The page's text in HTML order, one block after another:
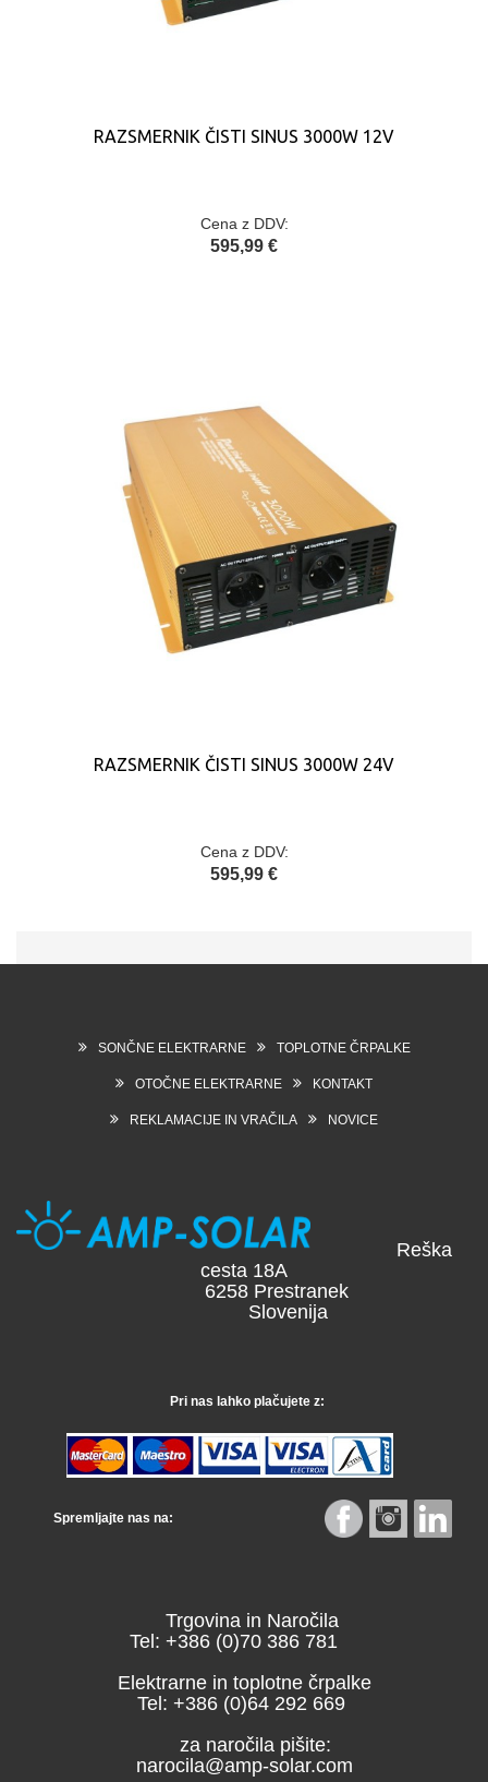
RAZSMERNIK ČISTI SINUS 3000W 12V
Cena z DDV:
595,99 €
RAZSMERNIK ČISTI SINUS 3000W 24V
Cena z DDV:
595,99 €
SONČNE ELEKTRARNE TOPLOTNE ČRPALKE
OTOČNE ELEKTRARNE KONTAKT
REKLAMACIJE IN VRAČILA NOVICE
Reška
cesta 18A
6258 Prestranek
Slovenija
Pri nas lahko plačujete z:
Spremljajte nas na:
Trgovina in Naročila
Tel: +386 (0)70 386 781
Elektrarne in toplotne črpalke
Tel: +386 (0)64 292 669
za naročila pišite:
narocila@amp-solar.com